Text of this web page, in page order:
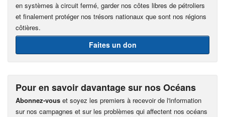
en systèmes à circuit fermé, garder nos côtes libres de pétroliers
et finalement protéger nos trésors nationaux que sont nos régions
côtières.
Faites un don
Pour en savoir davantage sur nos Océans
Abonnez-vous et soyez les premiers à recevoir de l'information
sur nos campagnes et sur les problèmes qui affectent nos océans